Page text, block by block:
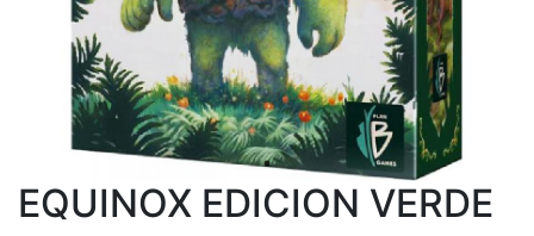
EQUINOX EDICION VERDE